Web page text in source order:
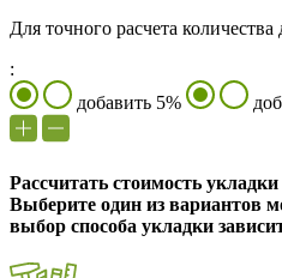
Для точного расчета
:
добавить 5%
Рассчитать стоимость укладки
Выберите один из вариантов
выбор способа укладки